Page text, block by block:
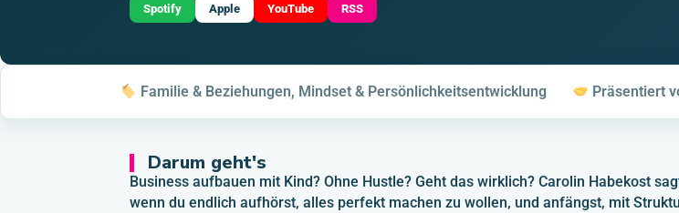
Apple Podcasts
RSS FEED
TEILEN
EMBED
Spotify Apple YouTube RSS
Familie & Beziehungen, Mindset & Persönlichkeitsentwicklung Präsentiert
Darum geht's
Business aufbauen mit Kind? Ohne Hustle? Geht das wirklich? Carolin Habekost
wenn du endlich aufhörst, alles perfekt machen zu wollen, und anfängst, mit